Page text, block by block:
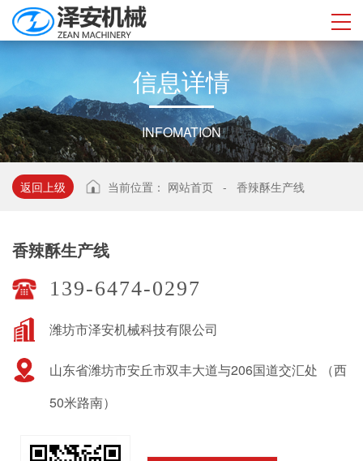
信息详情
INFOMATION
返回上级 当前位置： 网站首页 - 香辣酥生产线
香辣酥生产线
139-6474-0297
潍坊市泽安机械科技有限公司
山东省潍坊市安丘市双丰大道与206国道交汇处 （西
50米路南）